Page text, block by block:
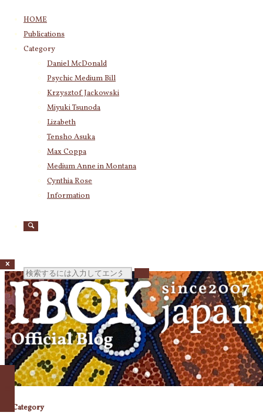
HOME
Publications
Category
Daniel McDonald
Psychic Medium Bill
Krzysztof Jackowski
Miyuki Tsunoda
Lizabeth
Tensho Asuka
Max Coppa
Medium Anne in Montana
Cynthia Rose
Information
検
索
対
象:
Category